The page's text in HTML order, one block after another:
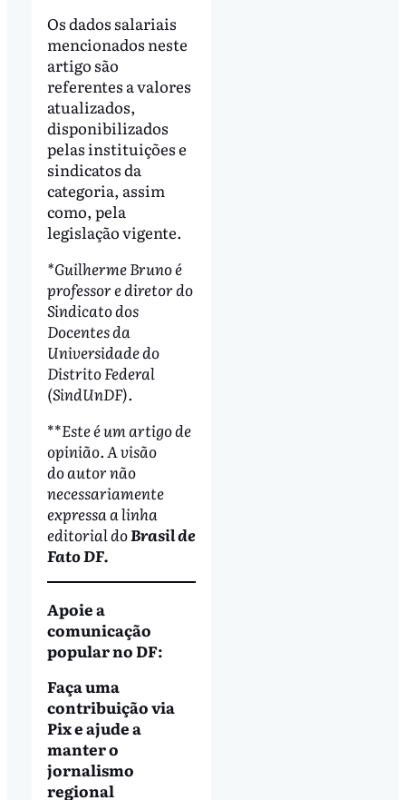
Os dados salariais
mencionados neste
artigo são
referentes a valores
atualizados,
disponibilizados
pelas instituições e
sindicatos da
categoria, assim
como, pela
legislação vigente.
*Guilherme Bruno é
professor e diretor do
Sindicato dos
Docentes da
Universidade do
Distrito Federal
(SindUnDF).
**Este é um artigo de
opinião. A visão
do autor não
necessariamente
expressa a linha
editorial doBrasil de
FatoDF.
Apoie a
comunicação
popular no DF:
Faça uma
contribuição via
Pix e ajude a
manter o
jornalismo
regional